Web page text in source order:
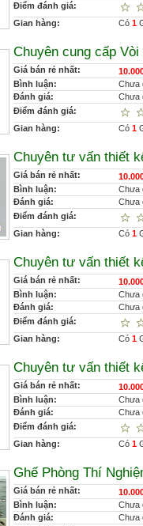
Điểm đánh giá:
Gian hàng:
Có 1
Chuyên cung cấp
Giá bán rẻ nhất:
Bình luận:
Chưa
Đánh giá:
Chưa
Điểm đánh giá:
Gian hàng:
Có 1
Chuyên tư vấn thiết
Giá bán rẻ nhất:
Bình luận:
Chưa
Đánh giá:
Chưa
Điểm đánh giá:
Gian hàng:
Có 1
Chuyên tư vấn thiết
Giá bán rẻ nhất:
Bình luận:
Chưa
Đánh giá:
Chưa
Điểm đánh giá:
Gian hàng:
Có 1
Chuyên tư vấn thiết
Giá bán rẻ nhất:
Bình luận:
Chưa
Đánh giá:
Chưa
Điểm đánh giá:
Gian hàng:
Có 1
Ghế Phòng Thí
Giá bán rẻ nhất:
Bình luận:
Chưa
Đánh giá:
Chưa